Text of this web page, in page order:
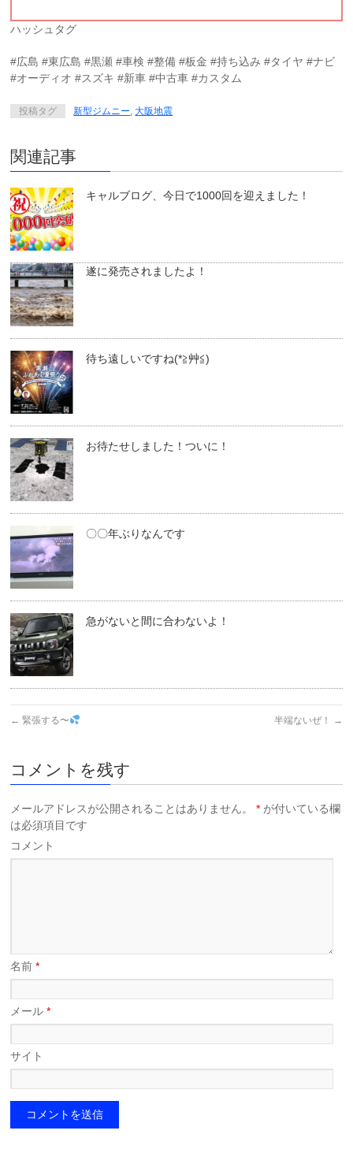
ハッシュタグ
#広島 #東広島 #黒瀬 #車検 #整備 #板金 #持ち込み #タイヤ #ナビ
#オーディオ #スズキ #新車 #中古車 #カスタム
投稿タグ 新型ジムニー ,大阪地震
関連記事
キャルブログ、今日で1000回を迎えました！
遂に発売されましたよ！
待ち遠しいですね(*≧艸≦)
お待たせしました！ついに！
〇〇年ぶりなんです
急がないと間に合わないよ！
← 緊張する〜 半端ないぜ！ →
コメントを残す
メールアドレスが公開されることはありません。 * が付いている欄
は必須項目です
コメント
名前*
メール*
サイト